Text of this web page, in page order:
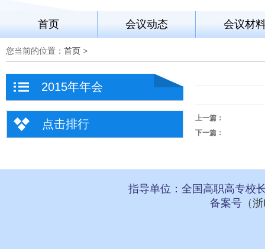
首页 会议动态 会议材
您当前的位置： 首页 >
2015年年会
点击排行
上一篇：
下一篇：
指导单位：全国高职高专校
备案号 （